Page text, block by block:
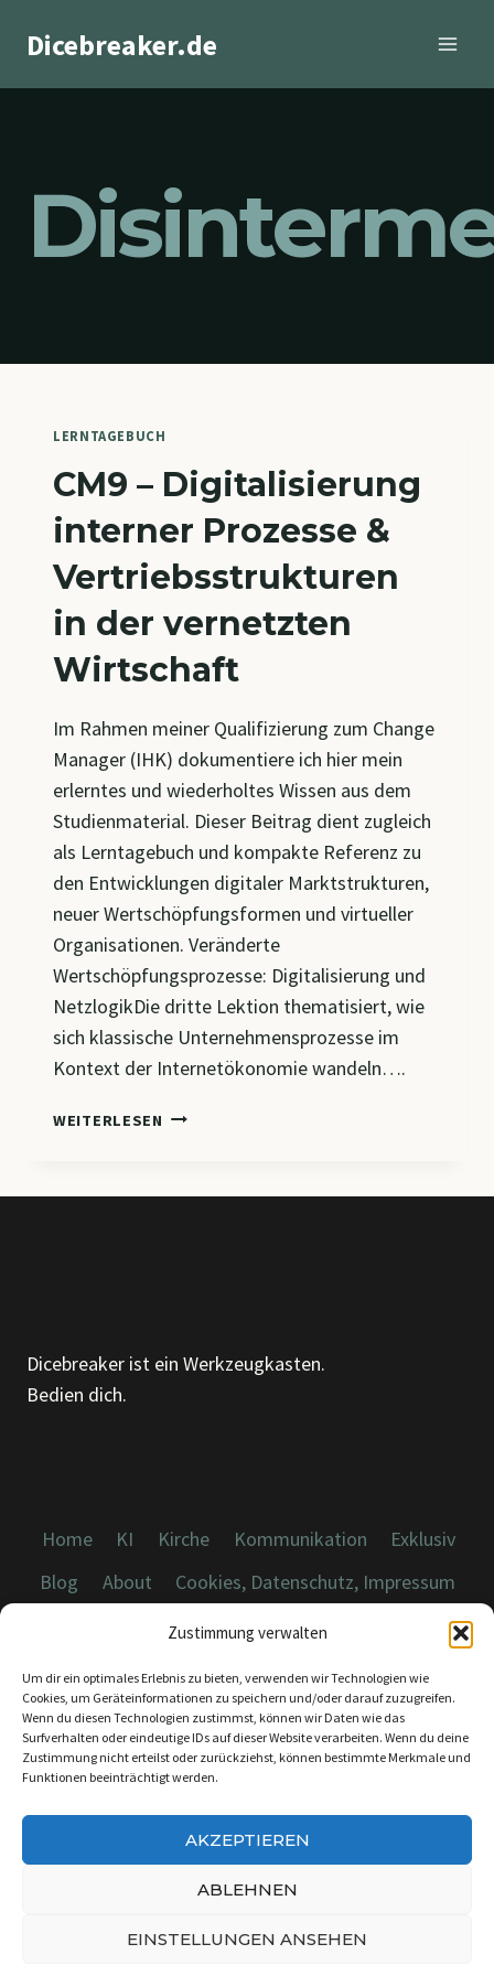
Zustimmung verwalten
Um dir ein optimales Erlebnis zu bieten, verwenden wir Technologien wie
Cookies, um Geräteinformationen zu speichern und/oder darauf zuzugreifen.
Wenn du diesen Technologien zustimmst, können wir Daten wie das
Surfverhalten oder eindeutige IDs auf dieser Website verarbeiten. Wenn du deine
Zustimmung nicht erteilst oder zurückziehst, können bestimmte Merkmale und
Funktionen beeinträchtigt werden.
AKZEPTIEREN
ABLEHNEN
EINSTELLUNGEN ANSEHEN
InhaltDicebreaker.de
LERNTAGEBUCH
CM9 – Digitalisierung
interner Prozesse &
Vertriebsstrukturen
in der vernetzten
Wirtschaft
Im Rahmen meiner Qualifizierung zum Change
Manager (IHK) dokumentiere ich hier mein
erlerntes und wiederholtes Wissen aus dem
Studienmaterial. Dieser Beitrag dient zugleich
als Lerntagebuch und kompakte Referenz zu
den Entwicklungen digitaler Marktstrukturen,
neuer Wertschöpfungsformen und virtueller
Organisationen. Veränderte
Wertschöpfungsprozesse: Digitalisierung und
NetzlogikDie dritte Lektion thematisiert, wie
sich klassische Unternehmensprozesse im
Kontext der Internetökonomie wandeln….
WEITERLESEN CM9
WIRTSCHAFT
Dicebreaker ist ein Werkzeugkasten.
Bedien dich.
Home KI Kirche Kommunikation
Exklusiv
Blog
About Cookies, Datenschutz, Impressum
© 2026 Dicebreaker.de - Alle Rechte vorbehalten
INFO@DICEBREAKER.DE